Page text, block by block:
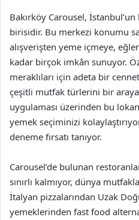
Bakırköy Carousel,
birisidir. Bu merkezi konumu
alışverişten yeme içmeye,
kadar birçok imkân sunuyor.
meraklıları için adeta bir
çeşitli mutfak türlerini bir
uygulaması üzerinden bu
yemek seçiminizi
deneme fırsatı tanıyor.
Carousel’de bulunan
sınırlı kalmıyor, dünya
İtalyan pizzalarından Uzak
yemeklerinden fast food